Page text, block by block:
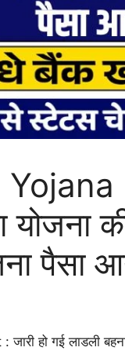
योजना
पैसा
हो गई लाडली